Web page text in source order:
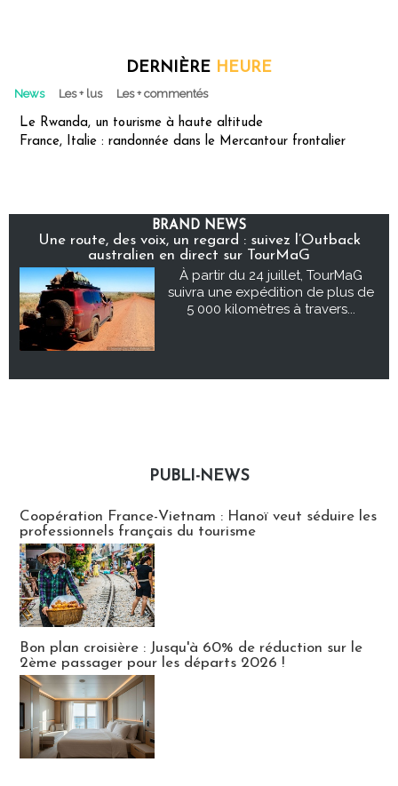
DERNIÈRE HEURE
News Les + lus Les + commentés
Le Rwanda, un tourisme à haute altitude
France, Italie : randonnée dans le Mercantour frontalier
BRAND NEWS
Une route, des voix, un regard : suivez l’Outback
australien en direct sur TourMaG
À partir du 24 juillet, TourMaG
suivra une expédition de plus de
5 000 kilomètres à travers...
PUBLI-NEWS
Coopération France-Vietnam : Hanoï veut séduire les
professionnels français du tourisme
Bon plan croisière : Jusqu'à 60% de réduction sur le
2ème passager pour les départs 2026 !